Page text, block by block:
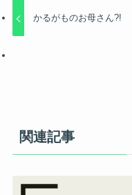
かるがものお母さん?!
関連記事